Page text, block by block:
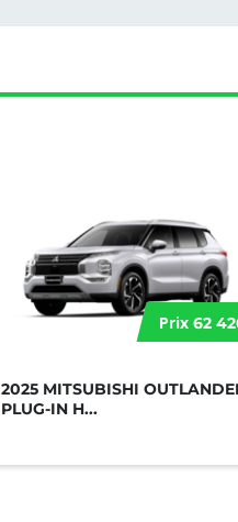
Prix 62
2025 MITSUBISHI
PLUG-IN H...